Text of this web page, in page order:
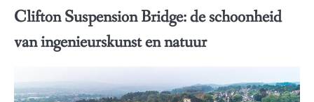
Clifton Suspension Bridge: de schoonheid
van ingenieurskunst en natuur